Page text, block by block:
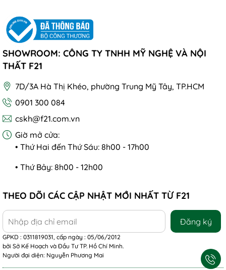
SHOWROOM: CÔNG TY TNHH MỸ NGHỆ VÀ NỘI
THẤT F21
7D/3A Hà Thị Khéo, phường Trung Mỹ Tây, TP.HCM
0901 300 084
cskh@f21.com.vn
Giờ mở cửa:
• Thứ Hai đến Thứ Sáu: 8h00 - 17h00
• Thứ Bảy: 8h00 - 12h00
THEO DÕI CÁC CẬP NHẬT MỚI NHẤT TỪ F21
Đăng ký
GPKD : 0311819031, cấp ngày : 05/06/2012
bởi Sở Kế Hoạch và Đầu Tư TP. Hồ Chí Minh.
Người đại diện: Nguyễn Phương Mai